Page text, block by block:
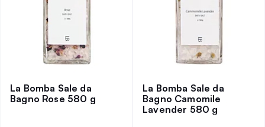
La Bomba Sale da
Bagno Rose 580 g
La Bomba Sale da
Bagno Camomile
Lavender 580 g